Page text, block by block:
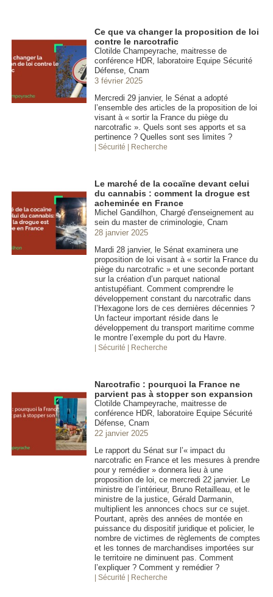
Ce que va changer la proposition de loi
contre le narcotrafic
Clotilde Champeyrache, maitresse de
conférence HDR, laboratoire Equipe Sécurité
Défense, Cnam
3 février 2025
Mercredi 29 janvier, le Sénat a adopté
l’ensemble des articles de la proposition de loi
visant à « sortir la France du piège du
narcotrafic ». Quels sont ses apports et sa
pertinence ? Quelles sont ses limites ?
| Sécurité | Recherche
Le marché de la cocaïne devant celui
du cannabis : comment la drogue est
acheminée en France
Michel Gandilhon, Chargé d'enseignement au
sein du master de criminologie, Cnam
28 janvier 2025
Mardi 28 janvier, le Sénat examinera une
proposition de loi visant à « sortir la France du
piège du narcotrafic » et une seconde portant
sur la création d’un parquet national
antistupéfiant. Comment comprendre le
développement constant du narcotrafic dans
l’Hexagone lors de ces dernières décennies ?
Un facteur important réside dans le
développement du transport maritime comme
le montre l’exemple du port du Havre.
| Sécurité | Recherche
Narcotrafic : pourquoi la France ne
parvient pas à stopper son expansion
Clotilde Champeyrache, maitresse de
conférence HDR, laboratoire Equipe Sécurité
Défense, Cnam
22 janvier 2025
Le rapport du Sénat sur l’« impact du
narcotrafic en France et les mesures à prendre
pour y remédier » donnera lieu à une
proposition de loi, ce mercredi 22 janvier. Le
ministre de l’intérieur, Bruno Retailleau, et le
ministre de la justice, Gérald Darmanin,
multiplient les annonces chocs sur ce sujet.
Pourtant, après des années de montée en
puissance du dispositif juridique et policier, le
nombre de victimes de règlements de comptes
et les tonnes de marchandises importées sur
le territoire ne diminuent pas. Comment
l’expliquer ? Comment y remédier ?
| Sécurité | Recherche